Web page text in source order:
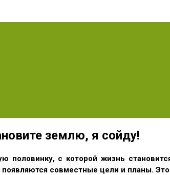
землю, я сойду!
с которой жизнь
совместные цели и планы.